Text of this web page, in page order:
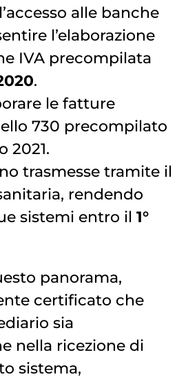
alle banche
l’elaborazione
IVA precompilata
.
le fatture
730 precompilato
2021.
trasmesse tramite il
rendendo
sistemi entro il 1°
panorama,
certificato che
sia
nella ricezione di
sistema,